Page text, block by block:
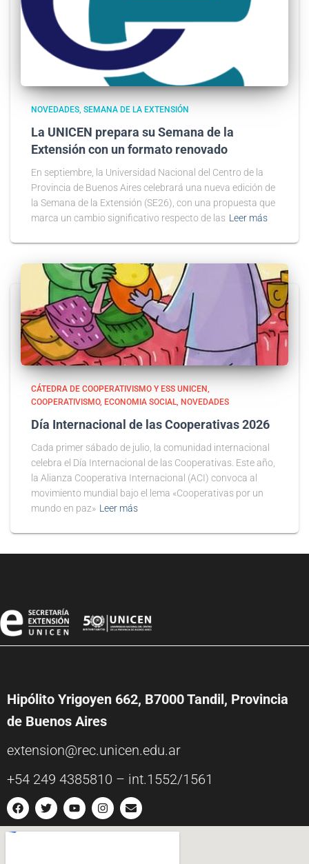
NOVEDADES SEMANA DE LA EXTENSIÓN
La UNICEN prepara su Semana de la
Extensión con un formato renovado
En septiembre, la Universidad Nacional del Centro de la
Provincia de Buenos Aires celebrará una nueva edición de
la Semana de la Extensión (SE26), con una propuesta que
marca un cambio significativo respecto de las Leer más
CÁTEDRA DE COOPERATIVISMO Y ESS UNICEN
COOPERATIVISMO ECONOMIA SOCIAL NOVEDADES
Día Internacional de las Cooperativas 2026
Cada primer sábado de julio, la comunidad internacional
celebra el Día Internacional de las Cooperativas. Este año,
la Alianza Cooperativa Internacional (ACI) convoca al
movimiento mundial bajo el lema «Cooperativas por un
mundo en paz» Leer más
Hipólito Yrigoyen 662, B7000 Tandil, Provincia
de Buenos Aires
extension@rec.unicen.edu.ar
+54 249 4385810 – int.1552/1561